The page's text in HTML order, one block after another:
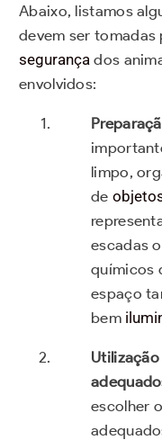
Abaixo, listamos
devem ser tomadas
segurança dos
envolvidos:
limpo,
de
escadas
químicos
espaço
bem
escolher